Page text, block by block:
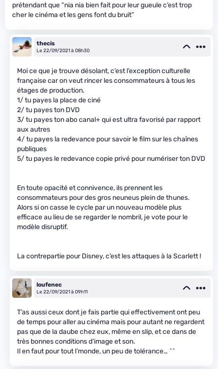
prétendant que “nia nia bien fait pour leur gueule c’est trop
cher le cinéma et les gens font du bruit”
thecis
Le 22/09/2021 à 08h30
Moi ce que je trouve désolant, c’est l’exception culturelle
française car on veut rincer les consommateurs à tous les
étages de production.
1/ tu payes la place de ciné
2/ tu payes ton DVD
3/ tu payes ton abo canal+ qui est ultra favorisé par rapport
aux autres
4/ tu payes la redevance pour savoir le film sur les chaînes
publiques
5/ tu payes le redevance copie privé pour numériser ton DVD
En toute opacité et connivence, ils prennent les
consommateurs pour des gros neuneus plein de thunes.
Alors si on casse le cycle par un nouveau modèle plus
efficace au lieu de se regarder le nombril, je vote pour le
modèle disruptif.
La contrepartie pour Disney, c’est les attaques à la Scarlett !
loufenec
Le 22/09/2021 à 09h11
T’as aussi ceux dont je fais partie qui effectivement ont peu
de temps pour aller au cinéma mais pour autant ne regardent
pas que de la daube chez eux, même en slip, et ce dans de
très bonnes conditions d’image et son.
Il en faut pour tout l’monde, un peu de tolérance… ^^